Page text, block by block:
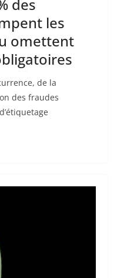
des
les
omettent
de la
des fraudes